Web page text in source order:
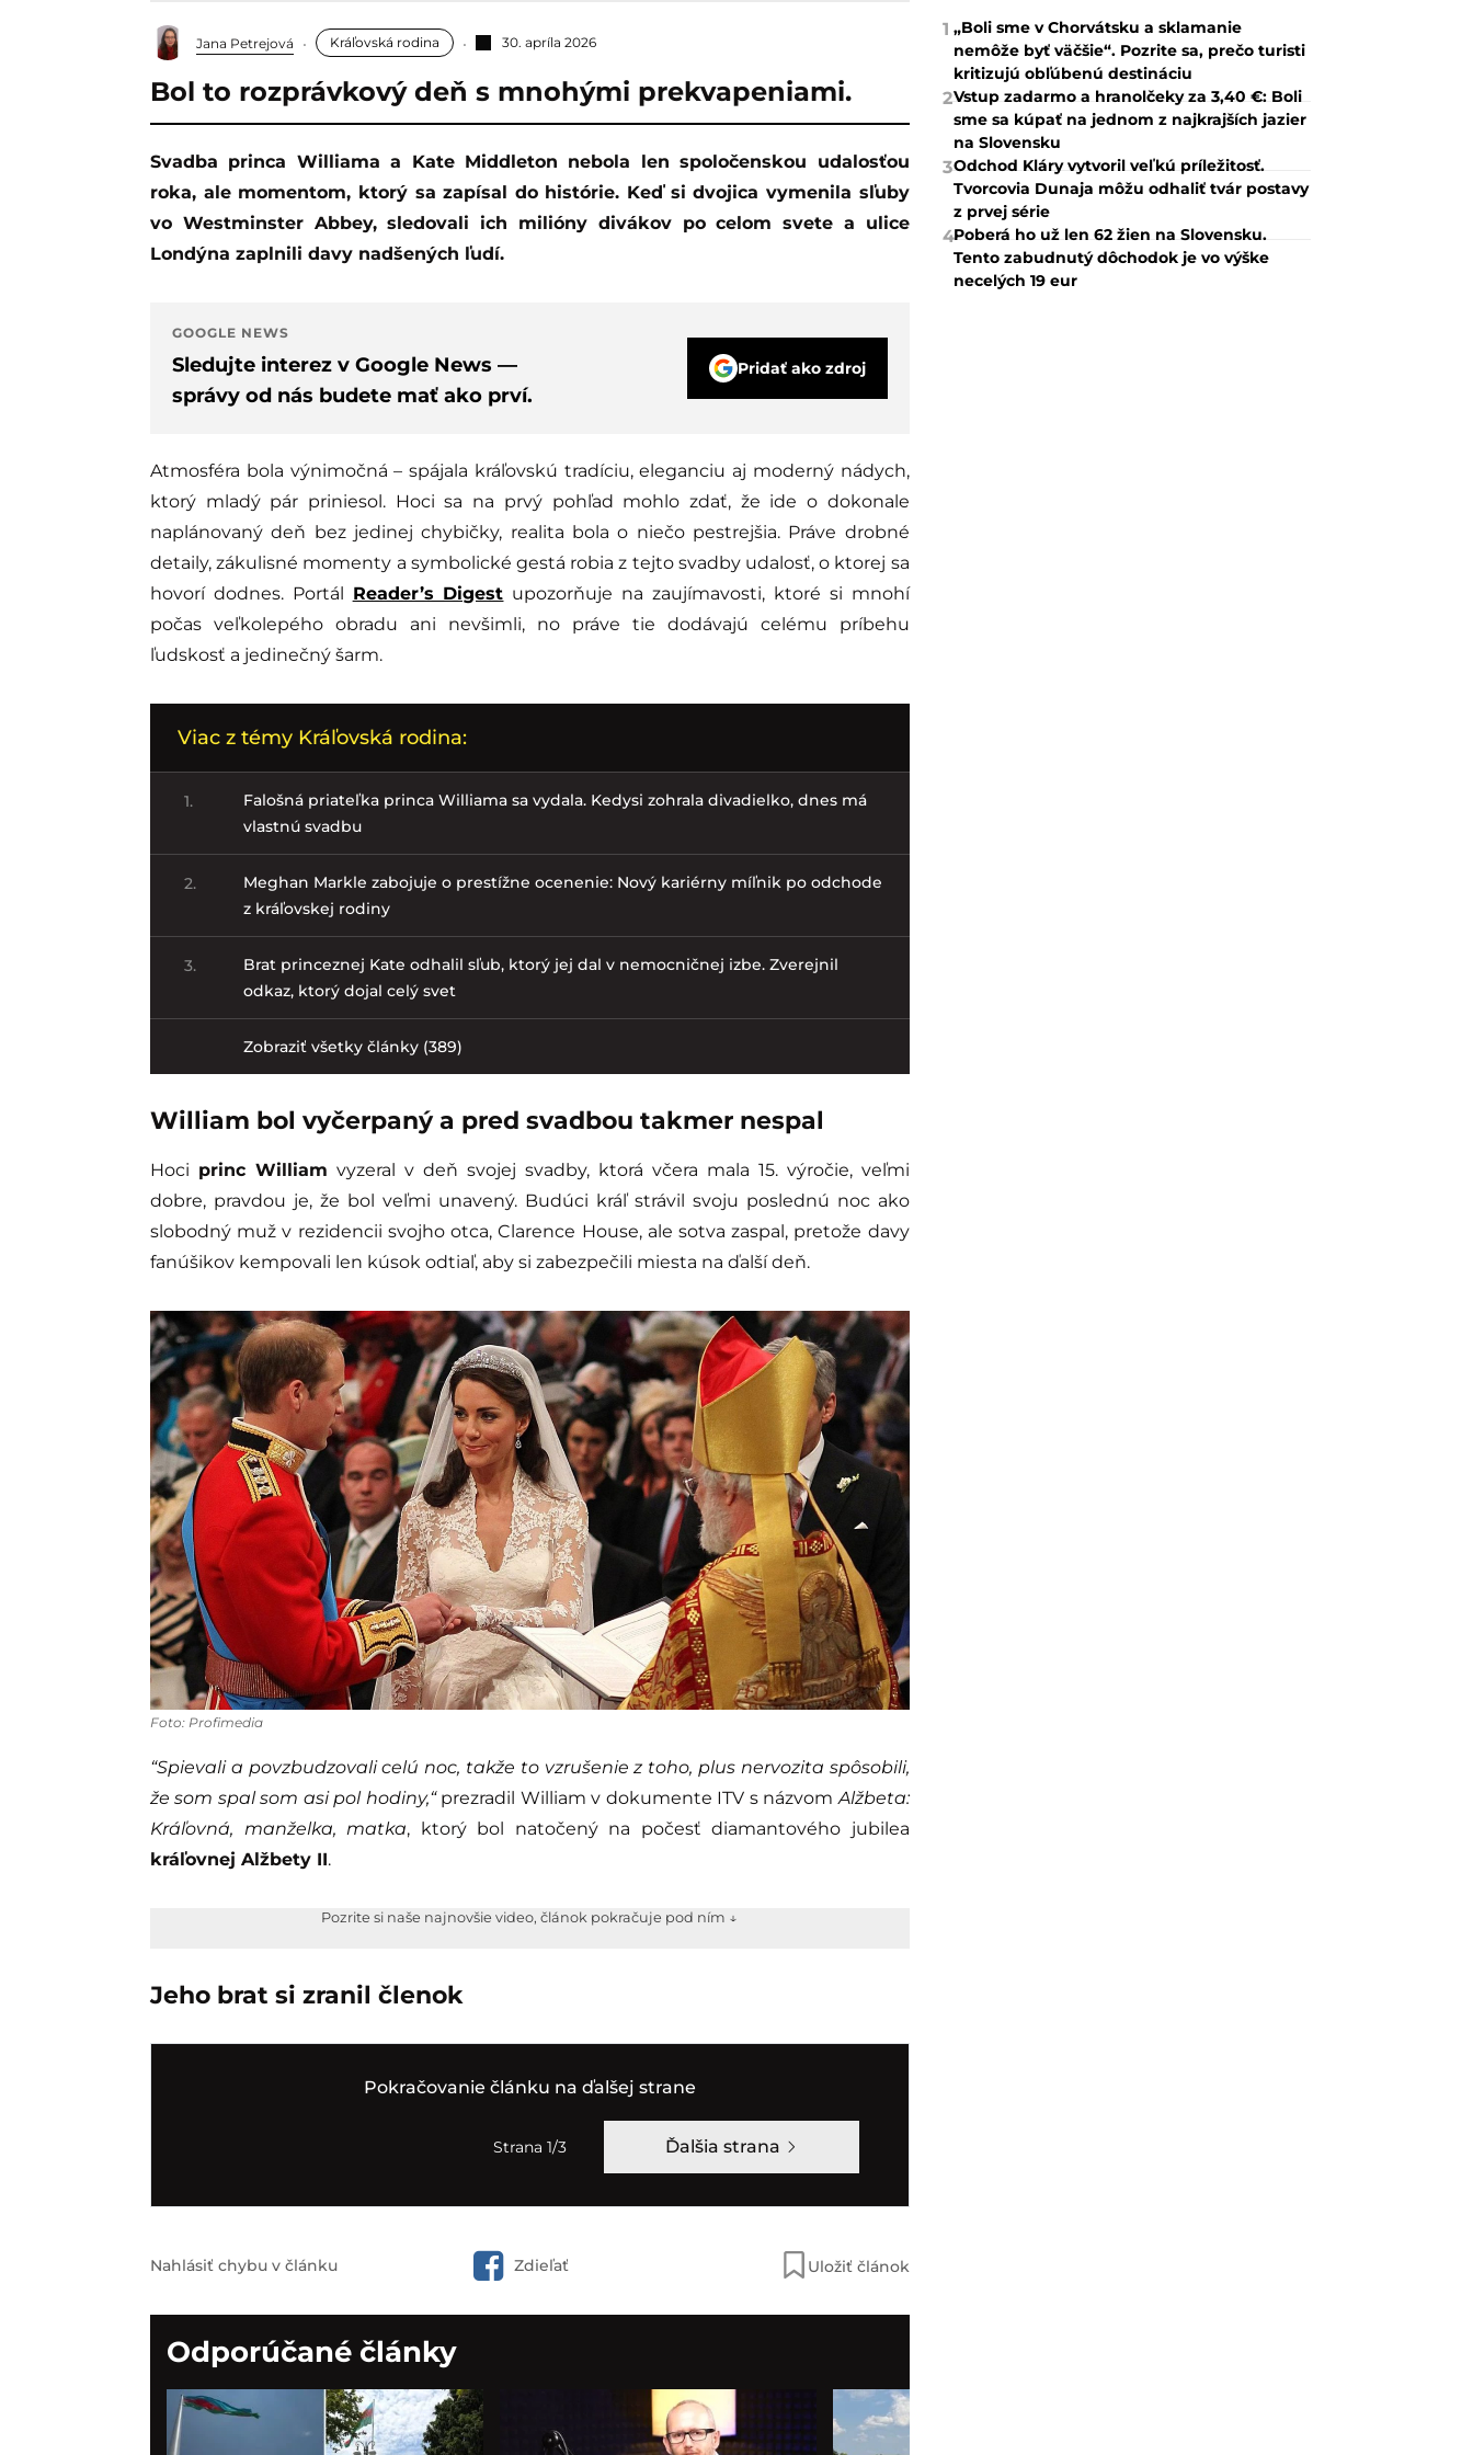
Jana Petrejová Kráľovská rodina 30. apríla 2026
Bol to rozprávkový deň s mnohými prekvapeniami.
Svadba princa Williama a Kate Middleton nebola len spoločenskou udalosťou
roka, ale momentom, ktorý sa zapísal do histórie. Keď si dvojica vymenila sľuby
vo Westminster Abbey, sledovali ich milióny divákov po celom svete a ulice
Londýna zaplnili davy nadšených ľudí.
GOOGLE NEWS
Sledujte interez v Google News —
správy od nás budete mať ako prví.
Pridať ako zdroj
Atmosféra bola výnimočná – spájala kráľovskú tradíciu, eleganciu aj moderný nádych,
ktorý mladý pár priniesol. Hoci sa na prvý pohľad mohlo zdať, že ide o dokonale
naplánovaný deň bez jedinej chybičky, realita bola o niečo pestrejšia. Práve drobné
detaily, zákulisné momenty a symbolické gestá robia z tejto svadby udalosť, o ktorej sa
hovorí dodnes. Portál Reader’s Digest upozorňuje na zaujímavosti, ktoré si mnohí
počas veľkolepého obradu ani nevšimli, no práve tie dodávajú celému príbehu
ľudskosť a jedinečný šarm.
Viac z témy Kráľovská rodina:
1.
Falošná priateľka princa Williama sa vydala. Kedysi zohrala divadielko, dnes má
vlastnú svadbu
2.
Meghan Markle zabojuje o prestížne ocenenie: Nový kariérny míľnik po odchode
z kráľovskej rodiny
3.
Brat princeznej Kate odhalil sľub, ktorý jej dal v nemocničnej izbe. Zverejnil
odkaz, ktorý dojal celý svet
Zobraziť všetky články (389)
William bol vyčerpaný a pred svadbou takmer nespal
Hoci princ William vyzeral v deň svojej svadby, ktorá včera mala 15. výročie, veľmi
dobre, pravdou je, že bol veľmi unavený. Budúci kráľ strávil svoju poslednú noc ako
slobodný muž v rezidencii svojho otca, Clarence House, ale sotva zaspal, pretože davy
fanúšikov kempovali len kúsok odtiaľ, aby si zabezpečili miesta na ďalší deň.
Foto: Profimedia
“Spievali a povzbudzovali celú noc, takže to vzrušenie z toho, plus nervozita spôsobili,
že som spal som asi pol hodiny,“ prezradil William v dokumente ITV s názvom Alžbeta:
Kráľovná, manželka, matka, ktorý bol natočený na počesť diamantového jubilea
kráľovnej Alžbety II.
Pozrite si naše najnovšie video, článok pokračuje pod ním ↓
Jeho brat si zranil členok
Pokračovanie článku na ďalšej strane
Strana 1/3 Ďalšia strana
Nahlásiť chybu v článku Zdieľať Uložiť článok
Odporúčané články
1 „Boli sme v Chorvátsku a sklamanie
nemôže byť väčšie“. Pozrite sa, prečo turisti
kritizujú obľúbenú destináciu
2Vstup zadarmo a hranolčeky za 3,40 €: Boli
sme sa kúpať na jednom z najkrajších jazier
na Slovensku
3Odchod Kláry vytvoril veľkú príležitosť.
Tvorcovia Dunaja môžu odhaliť tvár postavy
z prvej série
4Poberá ho už len 62 žien na Slovensku.
Tento zabudnutý dôchodok je vo výške
necelých 19 eur